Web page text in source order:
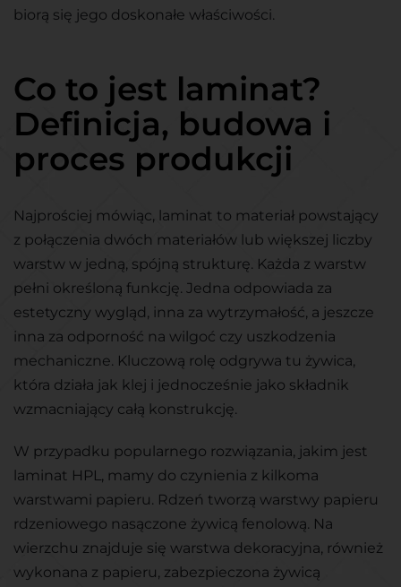
biorą się jego doskonałe właściwości.
Co to jest laminat?
Definicja, budowa i
proces produkcji
Najprościej mówiąc, laminat to materiał powstający
z połączenia dwóch materiałów lub większej liczby
warstw w jedną, spójną strukturę. Każda z warstw
pełni określoną funkcję. Jedna odpowiada za
estetyczny wygląd, inna za wytrzymałość, a jeszcze
inna za odporność na wilgoć czy uszkodzenia
mechaniczne. Kluczową rolę odgrywa tu żywica,
która działa jak klej i jednocześnie jako składnik
wzmacniający całą konstrukcję.
W przypadku popularnego rozwiązania, jakim jest
laminat HPL, mamy do czynienia z kilkoma
warstwami papieru. Rdzeń tworzą warstwy papieru
rdzeniowego nasączone żywicą fenolową. Na
wierzchu znajduje się warstwa dekoracyjna, również
wykonana z papieru, zabezpieczona żywicą